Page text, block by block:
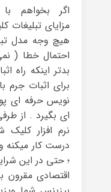
اگر بخواهم
مزایای تبلیغات
هیچ وجه مدل
احتمال خطا (
بدتر اینکه راه
برای اثبات جرم
نویس حرفه ای
ای بگیرد . از
نرم افزار
درست کار میکنه
؛ حتی در این
اقتصادی